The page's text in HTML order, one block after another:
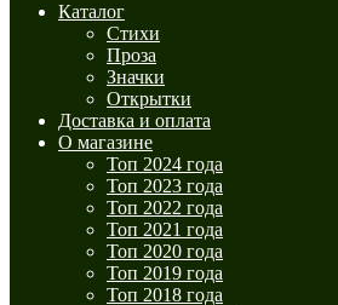
Каталог
Стихи
Проза
Значки
Открытки
Доставка и оплата
О магазине
Топ 2024 года
Топ 2023 года
Топ 2022 года
Топ 2021 года
Топ 2020 года
Топ 2019 года
Топ 2018 года